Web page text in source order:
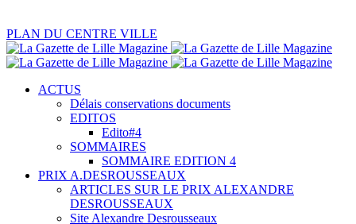
PLAN DU CENTRE VILLE
ACTUS
Délais conservations documents
EDITOS
Edito#4
SOMMAIRES
SOMMAIRE EDITION 4
PRIX A.DESROUSSEAUX
ARTICLES SUR LE PRIX ALEXANDRE
DESROUSSEAUX
Site Alexandre Desrousseaux